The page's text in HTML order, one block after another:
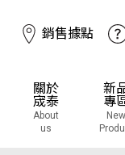
銷售據點
關於
宬泰
About
us
新
專
New